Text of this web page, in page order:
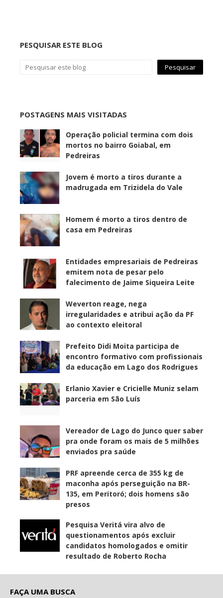
PESQUISAR ESTE BLOG
POSTAGENS MAIS VISITADAS
Operação policial termina com dois
mortos no bairro Goiabal, em
Pedreiras
Jovem é morto a tiros durante a
madrugada em Trizidela do Vale
Homem é morto a tiros dentro de
casa em Pedreiras
Entidades empresariais de Pedreiras
emitem nota de pesar pelo
falecimento de Jaime Siqueira Leite
Weverton reage, nega
irregularidades e atribui ação da PF
ao contexto eleitoral
Prefeito Didi Moita participa de
encontro formativo com profissionais
da educação em Lago dos Rodrigues
Erlanio Xavier e Cricielle Muniz selam
parceria em São Luís
Vereador de Lago do Junco quer saber
pra onde foram os mais de 5 milhões
enviados pra saúde
PRF apreende cerca de 355 kg de
maconha após perseguição na BR-
135, em Peritoró; dois homens são
presos
Pesquisa Veritá vira alvo de
questionamentos após excluir
candidatos homologados e omitir
resultado de Roberto Rocha
FAÇA UMA BUSCA